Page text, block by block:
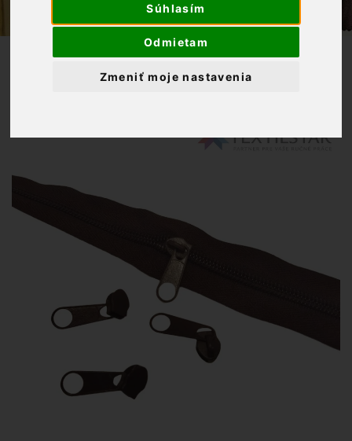
Súhlasím
Odmietam
Zmeniť moje nastavenia